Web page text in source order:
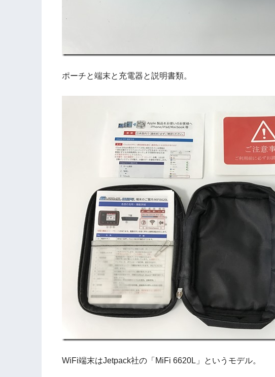
ポーチと端末と充電器と説明書類。
WiFi端末はJetpack社の「MiFi 6620L」というモデル。